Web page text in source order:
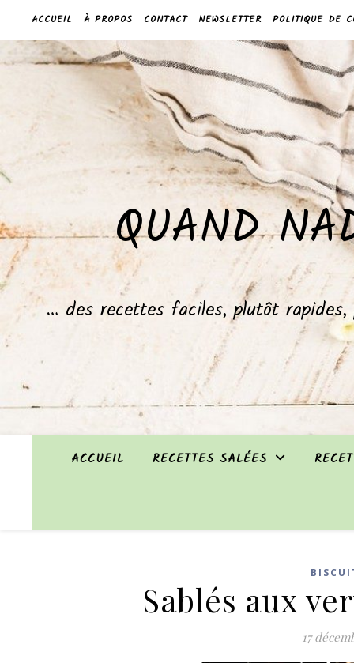
ACCUEIL À PROPOS CONTACT NEWSLETTER POLITIQUE DE
QUAND
… des recettes faciles, plutôt
ACCUEIL RECETTES SALÉES
Sablés aux
17